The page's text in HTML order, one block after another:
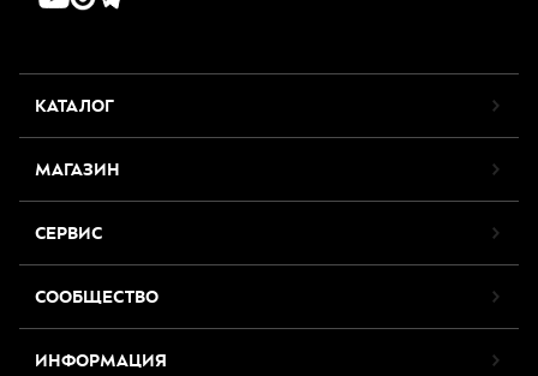
КАТАЛОГ
МАГАЗИН
СЕРВИС
СООБЩЕСТВО
ИНФОРМАЦИЯ